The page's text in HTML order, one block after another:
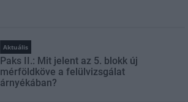
Aktuális
Paks II.: Mit jelent az 5. blokk új
mérföldköve a felülvizsgálat
árnyékában?